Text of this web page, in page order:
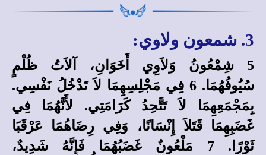
3. شمعون ولاوي:
5 شِمْعُونُ وَلاَوِي أَخَوَانِ، آلاَتُ ظُلْمٍ
سُيُوفُهُمَا. 6 فِي مَجْلِسِهِمَا لاَ تَدْخُلُ نَفْسِي.
بِمَجْمَعِهِمَا لاَ تَتَّحِدُ كَرَامَتِي. لأَنَّهُمَا فِي
غَضَبِهِمَا قَتَلاَ إِنْسَانًا، وَفِي رِضَاهُمَا عَرْقَبَا
ثَوْرًا. 7 مَلْعُونٌ غَضَبُهُمَا فَإِنَّهُ شَدِيدٌ،